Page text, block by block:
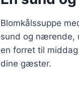
Blomkålssuppe
sund og nærende,
en forret til
dine gæster.